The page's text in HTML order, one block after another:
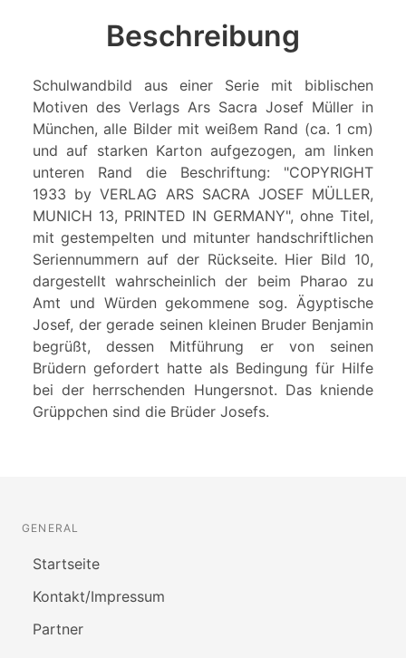
Beschreibung
Schulwandbild aus einer Serie mit biblischen
Motiven des Verlags Ars Sacra Josef Müller in
München, alle Bilder mit weißem Rand (ca. 1 cm)
und auf starken Karton aufgezogen, am linken
unteren Rand die Beschriftung: "COPYRIGHT
1933 by VERLAG ARS SACRA JOSEF MÜLLER,
MUNICH 13, PRINTED IN GERMANY", ohne Titel,
mit gestempelten und mitunter handschriftlichen
Seriennummern auf der Rückseite. Hier Bild 10,
dargestellt wahrscheinlich der beim Pharao zu
Amt und Würden gekommene sog. Ägyptische
Josef, der gerade seinen kleinen Bruder Benjamin
begrüßt, dessen Mitführung er von seinen
Brüdern gefordert hatte als Bedingung für Hilfe
bei der herrschenden Hungersnot. Das kniende
Grüppchen sind die Brüder Josefs.
GENERAL
Startseite
Kontakt/Impressum
Partner